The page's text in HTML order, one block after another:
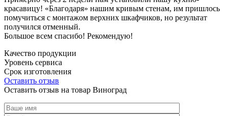
красавицу! «Благодаря» нашим кривым стенам, им пришлось
помучиться с монтажом верхних шкафчиков, но результат
получился отменный.
Большое всем спасибо! Рекомендую!
Качество продукции
Уровень сервиса
Срок изготовления
Оставить отзыв
Оставить отзыв на товар Виноград